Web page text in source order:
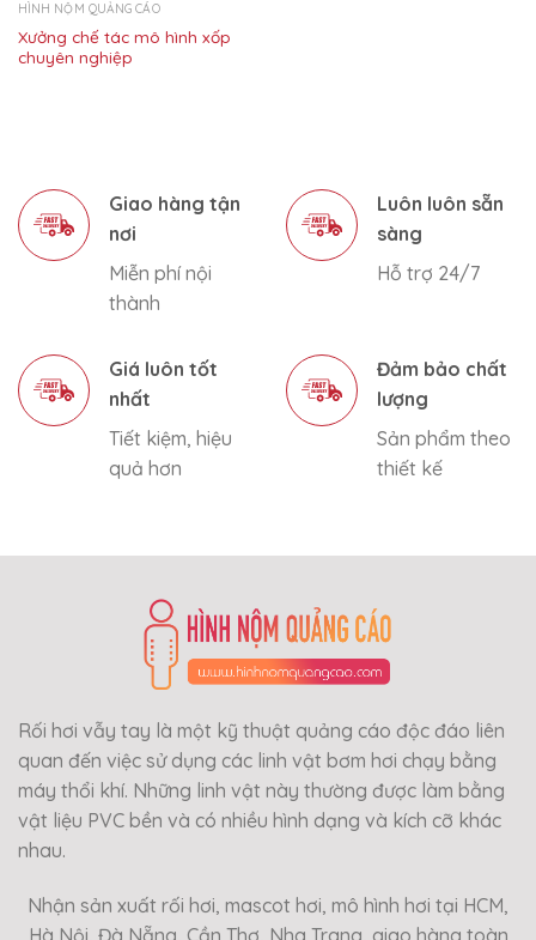
HÌNH NỘM QUẢNG CÁO
Xưởng chế tác mô hình xốp
chuyên nghiệp
Giao hàng tận
nơi
Miễn phí nội
thành
Luôn luôn sẵn
sàng
Hỗ trợ 24/7
Giá luôn tốt
nhất
Tiết kiệm, hiệu
quả hơn
Đảm bảo chất
lượng
Sản phẩm theo
thiết kế
Rối hơi vẫy tay là một kỹ thuật quảng cáo độc đáo liên
quan đến việc sử dụng các linh vật bơm hơi chạy bằng
máy thổi khí. Những linh vật này thường được làm bằng
vật liệu PVC bền và có nhiều hình dạng và kích cỡ khác
nhau.
Nhận sản xuất rối hơi, mascot hơi, mô hình hơi tại HCM,